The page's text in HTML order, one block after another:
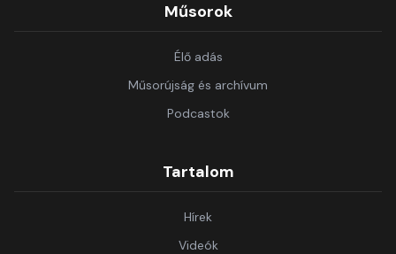
Műsorok
Élő adás
Műsorújság és archívum
Podcastok
Tartalom
Hírek
Videók